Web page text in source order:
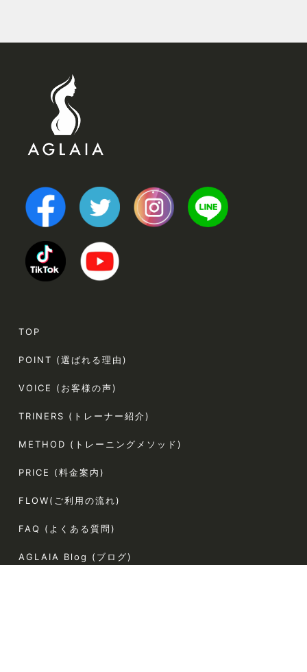
TOP
POINT (選ばれる理由)
VOICE (お客様の声)
TRINERS (トレーナー紹介)
METHOD (トレーニングメソッド)
PRICE (料金案内)
FLOW(ご利用の流れ)
FAQ (よくある質問)
AGLAIA Blog (ブログ)